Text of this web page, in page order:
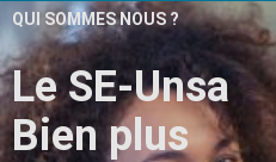
QUI SOMMES NOUS ?
Le SE-Unsa
Bien p us qu